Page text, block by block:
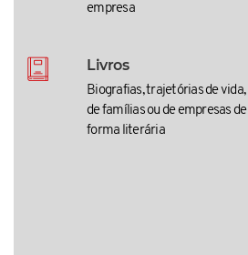
empresa
Livros
Biografias, trajetórias de vida,
de famílias ou de empresas de
forma literária